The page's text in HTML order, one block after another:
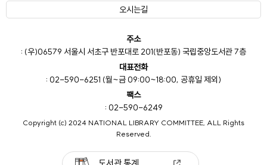
오시는길
주소
: (우)06579 서울시 서초구 반포대로 201(반포동) 국립중앙도서관 7층
대표전화
: 02-590-6251 (월~금 09:00~18:00, 공휴일 제외)
팩스
: 02-590-6249
Copyright (c) 2024 NATIONAL LIBRARY COMMITTEE, ALL Rights
Reserved.